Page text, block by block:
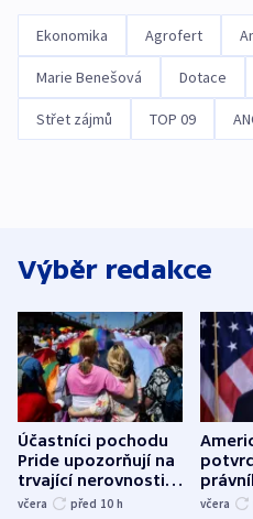
Ekonomika Agrofert
Marie Benešová Dotace
Střet zájmů TOP 09
Výběr redakce
Účastníci pochodu
Pride upozorňují na
trvající nerovnosti i
společenskou
včera před 10 h včera